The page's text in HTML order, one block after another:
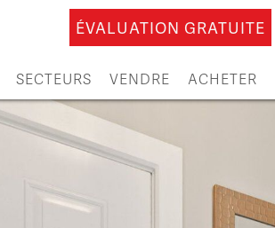
ÉVALUATION GRATUITE
SECTEURS VENDRE ACHETER